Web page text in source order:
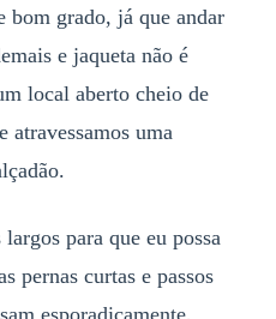
bom grado, já que andar
e jaqueta não é
local aberto cheio de
atravessamos uma
para que eu possa
pernas curtas e passos
esporadicamente,